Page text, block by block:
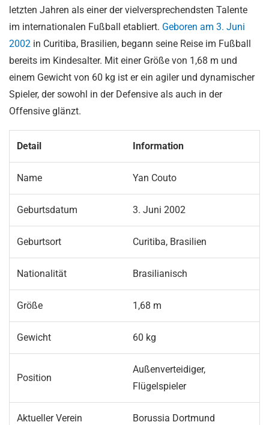
letzten Jahren als einer der vielversprechendsten Talente
im internationalen Fußball etabliert. Geboren am 3. Juni
2002 in Curitiba, Brasilien, begann seine Reise im Fußball
bereits im Kindesalter. Mit einer Größe von 1,68 m und
einem Gewicht von 60 kg ist er ein agiler und dynamischer
Spieler, der sowohl in der Defensive als auch in der
Offensive glänzt.
Detail Information
Name Yan Couto
Geburtsdatum 3. Juni 2002
Geburtsort Curitiba, Brasilien
Nationalität Brasilianisch
Größe 1,68 m
Gewicht 60 kg
Position
Außenverteidiger,
Flügelspieler
Aktueller Verein Borussia Dortmund